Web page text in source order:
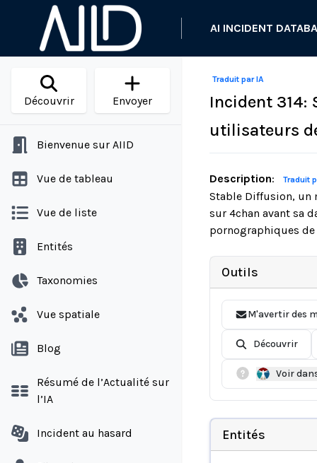
AI INCIDENT
Découvrir Envoyer
Bienvenue sur AIID
Vue de tableau
Vue de liste
Entités
Taxonomies
Vue spatiale
Blog
Résumé de l’Actualité sur
l’IA
Incident au hasard
Traduit par IA
Incident 314:
utilisateurs
Description: Traduit
Stable Diffusion, un
sur 4chan avant sa
pornographiques
Outils
M'avertir des
Découvrir
Voir
Entités